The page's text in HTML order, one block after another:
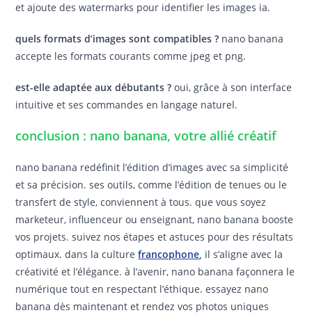
et ajoute des watermarks pour identifier les images ia.
quels formats d’images sont compatibles ? nano banana
accepte les formats courants comme jpeg et png.
est-elle adaptée aux débutants ? oui, grâce à son interface
intuitive et ses commandes en langage naturel.
conclusion : nano banana, votre allié créatif
nano banana redéfinit l’édition d’images avec sa simplicité
et sa précision. ses outils, comme l’édition de tenues ou le
transfert de style, conviennent à tous. que vous soyez
marketeur, influenceur ou enseignant, nano banana booste
vos projets. suivez nos étapes et astuces pour des résultats
optimaux. dans la culturefrancophone, il s’aligne avec la
créativité et l’élégance. à l’avenir, nano banana façonnera le
numérique tout en respectant l’éthique. essayez nano
banana dès maintenant et rendez vos photos uniques